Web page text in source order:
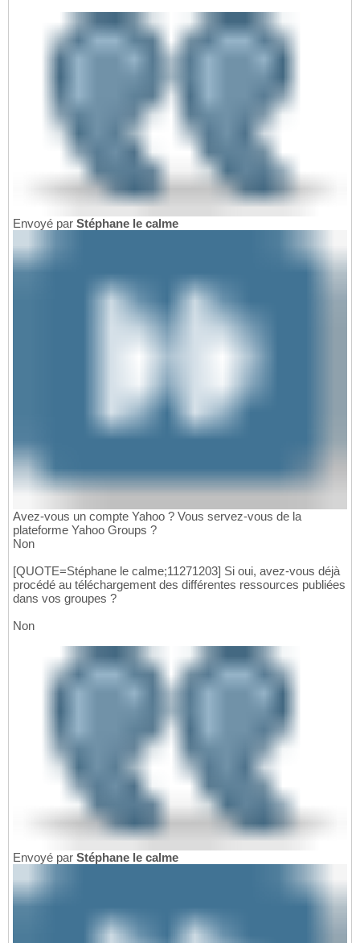
Envoyé par Stéphane le calme
Avez-vous un compte Yahoo ? Vous servez-vous de la
plateforme Yahoo Groups ?
Non
[QUOTE=Stéphane le calme;11271203] Si oui, avez-vous déjà
procédé au téléchargement des différentes ressources publiées
dans vos groupes ?
Non
Envoyé par Stéphane le calme